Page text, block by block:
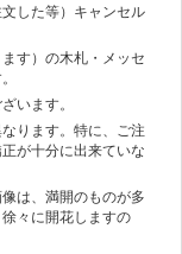
した等）キャンセル
す）の木札・メッセ
います。
ります。特に、ご注
が十分に出来ていな
は、満開のものが多
々に開花しますの